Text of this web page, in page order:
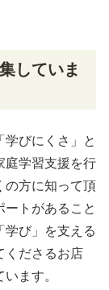
していま
学びにくさ」と
庭学習支援を行
の方に知って頂
ートがあること
学び」を支える
くださるお店
ます。